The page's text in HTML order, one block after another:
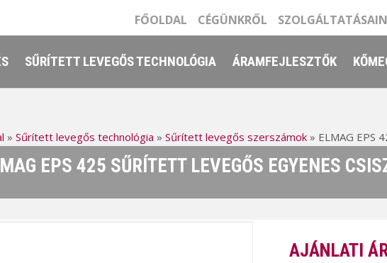
FŐOLDAL CÉGÜNKRŐL
SŰRÍTETT LEVEGŐS TECHNOLÓGIA ÁRAMFEJLESZTŐK
» Sűrített levegős technológia » Sűrített levegős szerszámok» ELMAG EPS
EPS 425 SŰRÍTETT LEVEGŐS EGYENES
AJÁNLATI